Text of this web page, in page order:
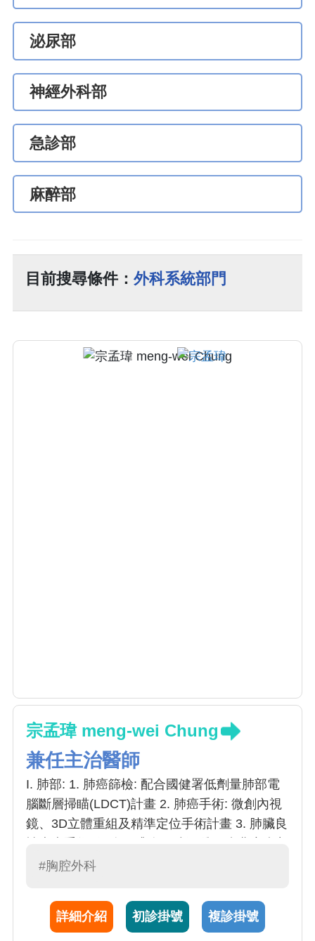
泌尿部
神經外科部
急診部
麻醉部
目前搜尋條件： 外科系統部門
宗孟瑋 meng-wei Chung
兼任主治醫師
I. 肺部: 1. 肺癌篩檢: 配合國健署低劑量肺部電
腦斷層掃瞄(LDCT)計畫 2. 肺癌手術: 微創內視
鏡、3D立體重組及精準定位手術計畫 3. 肺臟良
等 II. 食道: 1. 食道癌微創內視鏡切除與重建手
微創縱膈腔腫瘤手術 2. 重症肌無力及胸腺瘤相
關手術治療 3. 手汗症微創手術 IV. 氣管：氣管
#胸腔外科
詳細介紹 初診掛號 複診掛號